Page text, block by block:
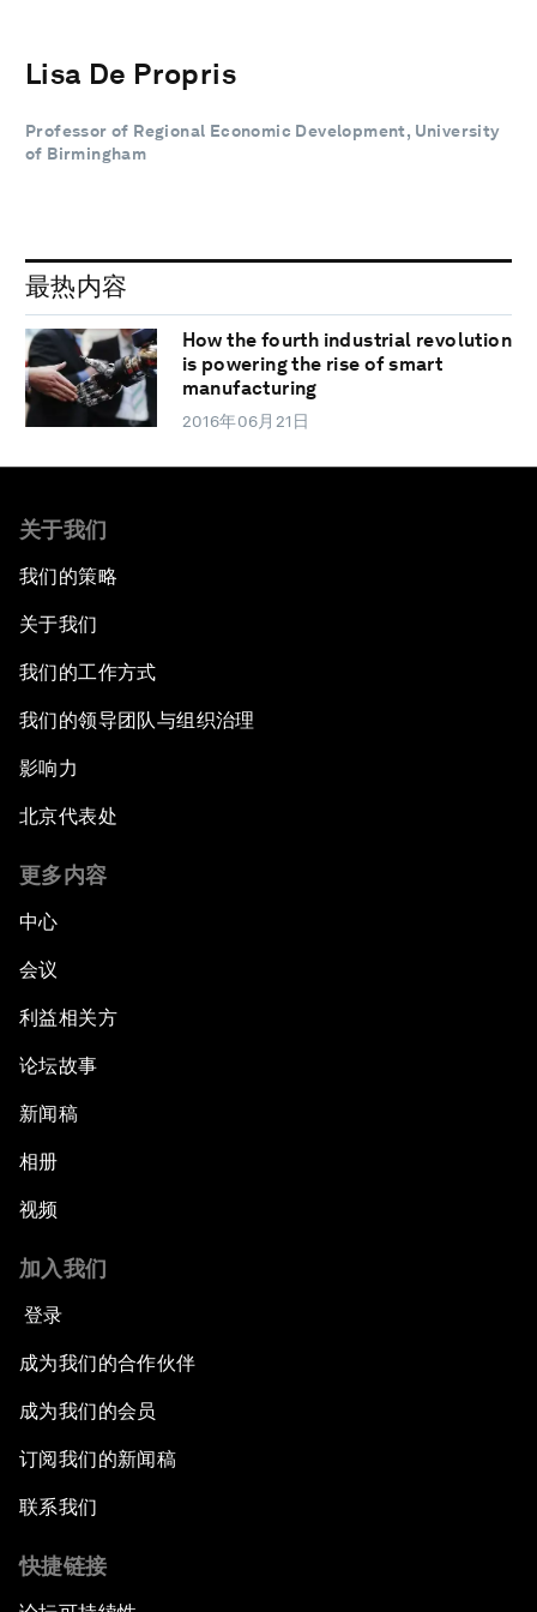
Lisa De Propris
Professor of Regional Economic Development, University
of Birmingham
最热内容
How the fourth industrial revolution
is powering the rise of smart
manufacturing
2016年06月21日
关于我们
我们的策略
关于我们
我们的工作方式
我们的领导团队与组织治理
影响力
北京代表处
更多内容
中心
会议
利益相关方
论坛故事
新闻稿
相册
视频
加入我们
登录
成为我们的合作伙伴
成为我们的会员
订阅我们的新闻稿
联系我们
快捷链接